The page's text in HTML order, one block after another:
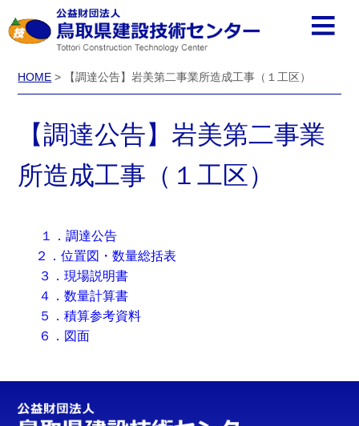
HOME > 【調達公告】岩美第二事業所造成工事（１工区）
【調達公告】岩美第二事業
所造成工事（１工区）
１．調達公告
２．位置図・数量総括表
３．現場説明書
４．数量計算書
５．積算参考資料
６．図面